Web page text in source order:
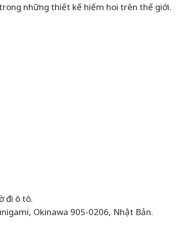
những thiết kế hiếm hoi trên thế giới.
đi ô tô.
Okinawa 905-0206, Nhật Bản.